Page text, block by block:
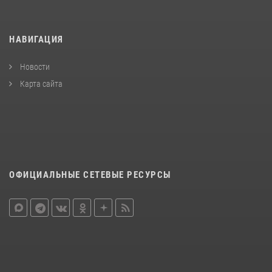
НАВИГАЦИЯ
Новости
Карта сайта
ОФИЦИАЛЬНЫЕ СЕТЕВЫЕ РЕСУРСЫ